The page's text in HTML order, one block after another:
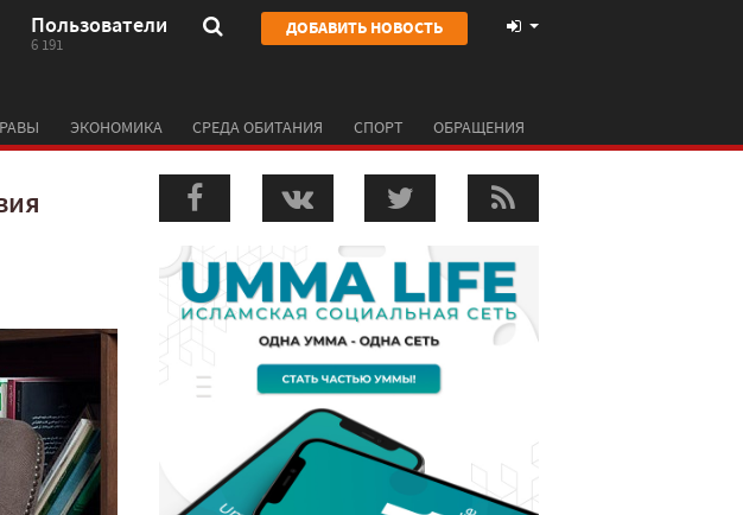
Пользователи
6 191
ДОБАВИТЬ НОВОСТЬ
ЭКОНОМИКА СРЕДА ОБИТАНИЯ СПОРТ ОБРАЩЕНИЯ